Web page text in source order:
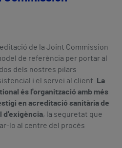
de la Joint Commission
de referència per portar al
dels nostres pilars
i el servei al client. La
és l'organització amb més
en acreditació sanitària de
d'exigència, la seguretat que
lo al centre del procés